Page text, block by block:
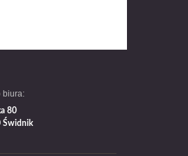
biura:
80
Świdnik